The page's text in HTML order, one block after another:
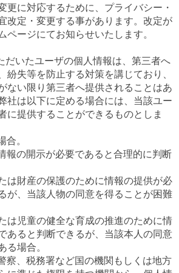
更に対応するために、プライバシー・
改定・変更する事があります。改定が
ページにてお知らせいたします。
だいたユーザの個人情報は、第三者へ
紛失等を防止する対策を講じており、
ない限り第三者へ提供されることはあ
社は以下に定める場合には、当該ユー
に提供することができるものとしま
合。
報の開示が必要であると合理的に判断
は財産の保護のために情報の提供が必
が、当該人物の同意を得ることが困難
は児童の健全な育成の推進のために情
あると判断できるが、当該本人の同意
る場合。
察、税務署など国の機関もしくは地方